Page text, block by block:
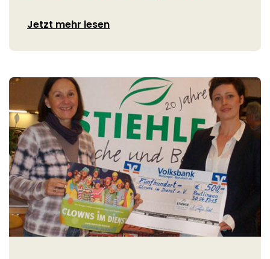
Jetzt mehr lesen